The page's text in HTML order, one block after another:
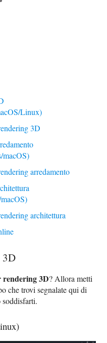
Linux)
3D
arredamento
architettura
3D
3D? Allora metti
che trovi segnalate qui di
soddisfarti.